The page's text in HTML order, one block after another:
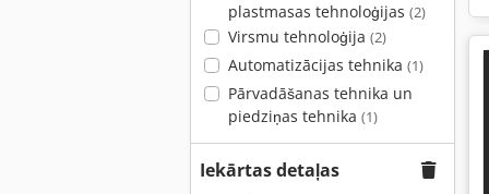
plastmasas tehnoloģijas (2)
Virsmu tehnoloģija (2)
Automatizācijas tehnika (1)
Pārvadāšanas tehnika un
piedziņas tehnika (1)
Iekārtas detaļas